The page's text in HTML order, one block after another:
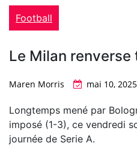
Football
Le Milan renverse
Maren Morris mai 10, 2025
Longtemps mené par
imposé (1-3), ce vendredi
journée de Serie A.